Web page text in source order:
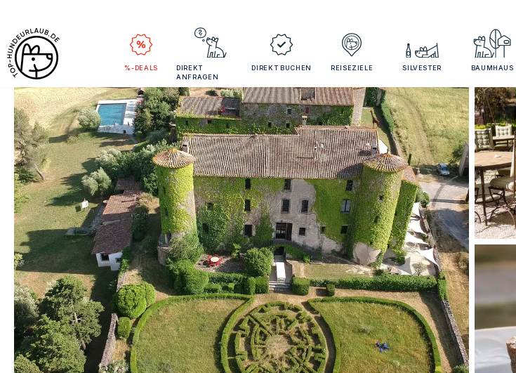
%-DEALS
DIREKT
ANFRAGEN
DIREKT BUCHEN REISEZIELE SILVESTER BAUMHAUS